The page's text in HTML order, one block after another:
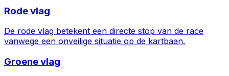
Rode vlag
De rode vlag betekent een directe stop van de race
vanwege een onveilige situatie op de kartbaan.
Groene vlag